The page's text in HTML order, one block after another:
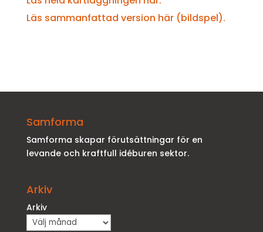
Läs sammanfattad version här (bildspel).
Samforma
Samforma skapar förutsättningar för en
levande och kraftfull idéburen sektor.
Arkiv
Arkiv